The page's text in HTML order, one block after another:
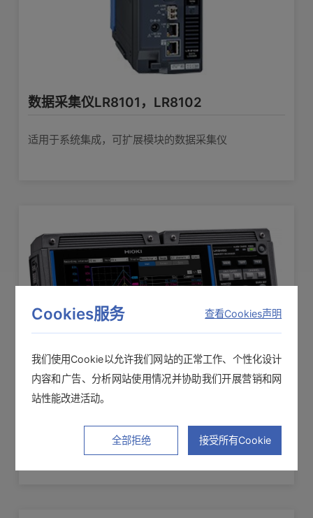
数据采集仪LR8101，LR8102
适用于系统集成，可扩展模块的数据采集仪
数据采集仪 LR8450-HR
0.01°C高分辨率计量版
Cookies服务 查看Cookies声明
我们使用Cookie以允许我们网站的正常工作、个性化设计
内容和广告、分析网站使用情况并协助我们开展营销和网
站性能改进活动。
全部拒绝 接受所有Cookie